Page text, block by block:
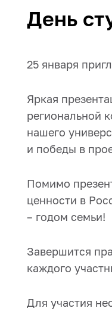
День
25 января
Яркая
региональной
нашего
и победы в
Помимо
ценности в
– годом семьи!
Завершится
каждого
Для участия